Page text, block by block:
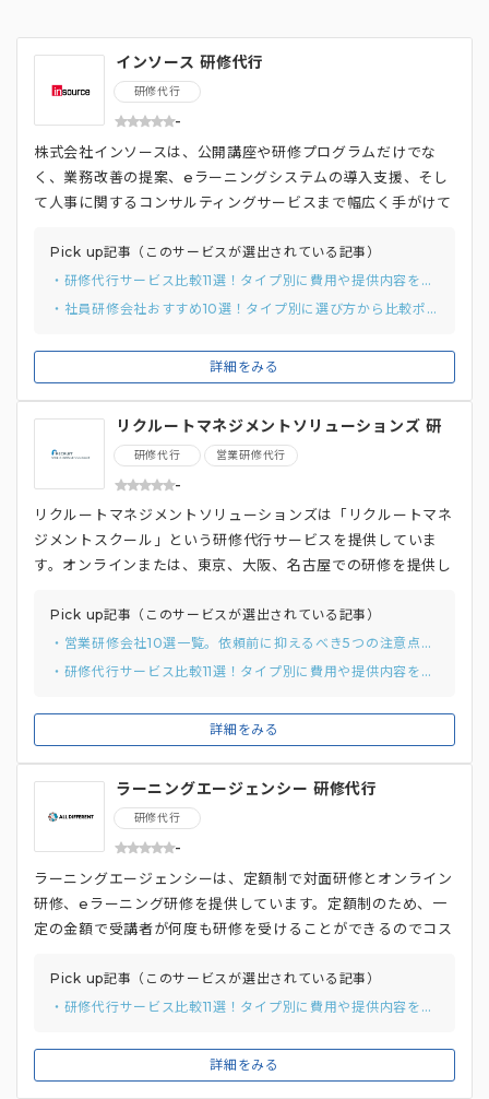
インソース 研修代行
研修代行
-
詳細をみる
株式会社インソースは、公開講座や研修プログラムだけでな
く、業務改善の提案、eラーニングシステムの導入支援、そし
て人事に関するコンサルティングサービスまで幅広く手がけて
すべてのタイプの研修を提供しています。 講師派遣型研修で
は、講師が一方的に話すのではなく、受講者同士で話し合い、
課題に対する解決方法に自ら気づく行動変革型のプログラム構
レイングとなり、より実践的な研修を行ってくれます。
Pick up記事（このサービスが選出されている記事）
・研修代行サービス比較11選！タイプ別に費用や提供内容を比較
・社員研修会社おすすめ10選！タイプ別に選び方から比較ポイントまでご紹介。
リクルートマネジメントソリューションズ 研
修代行
研修代行 営業研修代行
-
詳細をみる
リクルートマネジメントソリューションズは「リクルートマネ
ジメントスクール」という研修代行サービスを提供していま
す。オンラインまたは、東京、大阪、名古屋での研修を提供し
２つを提供してます。 全員一律で受講する研修から、社員一
人ひとりが受けたい研修を自由に選択できる研修がありそれら
を組み合わせて行うことで、社員は自身の課題やキャリアをも
とができます。
Pick up記事（このサービスが選出されている記事）
・営業研修会社10選一覧。依頼前に抑えるべき5つの注意点まで解説
・研修代行サービス比較11選！タイプ別に費用や提供内容を比較
ラーニングエージェンシー 研修代行
研修代行
-
詳細をみる
ラーニングエージェンシーは、定額制で対面研修とオンライン
研修、eラーニング研修を提供しています。定額制のため、一
定の金額で受講者が何度も研修を受けることができるのでコス
す。 また、IT人材向けの研修も提供しており、社内にIT人材
の教育をする担当がいなくとも、目指すキャリアに応じたコー
きます。 さらに、研修に対する人数制限がないので、1人から
大人数まで対応可能なサービスとなっています。
Pick up記事（このサービスが選出されている記事）
・研修代行サービス比較11選！タイプ別に費用や提供内容を比較